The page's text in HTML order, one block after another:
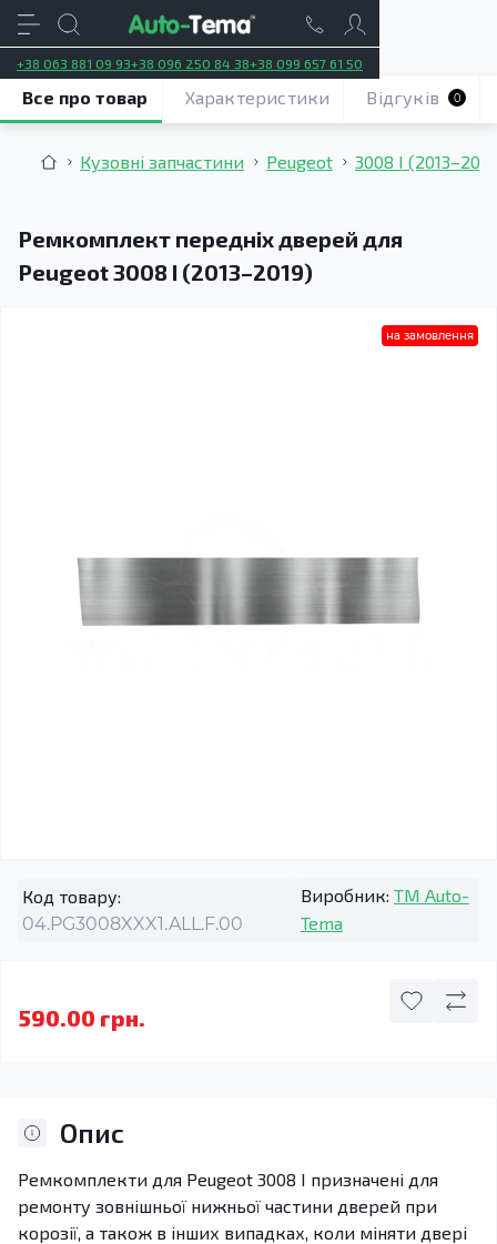
+38 063 881 09 93+38 096 250 84 38+38 099 657 61 50
Кузовні запчастини Peugeot 3008 I
Ремкомплект передніх дверей для
Peugeot 3008 I (2013–2019)
Все про товар Характеристики Відгуків 0
на замовлення
Код товару:
04.PG3008XXX1.ALL.F.00
Виробник: TM Auto-
Tema
590.00 грн.
Опис
Ремкомплекти для Peugeot 3008 I призначені для
ремонту зовнішньої нижньої частини дверей при
корозії, а також в інших випадках, коли міняти двері